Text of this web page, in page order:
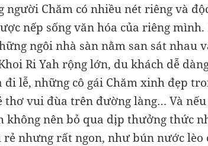
người Chăm có nhiều nét riêng và
nếp sống văn hóa của riêng mình.
ngôi nhà sàn nằm san sát nhau
Ri Yah rộng lớn, du khách dễ
lễ, những cô gái Chăm xinh đẹp
vui đùa trên đường làng… Và
không nên bỏ qua dịp thưởng thức
rẻ nhưng rất ngon, như bún nước lèo